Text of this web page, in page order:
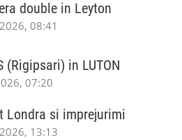
double in Leyton
08:41
(Rigipsari) in LUTON
07:20
Londra si imprejurimi
13:13